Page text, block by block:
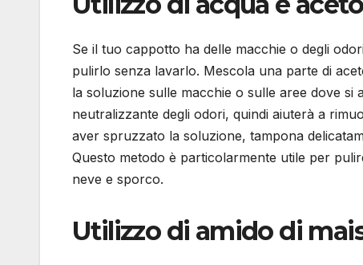
Se il tuo cappotto ha delle macchie o degli
pulirlo senza lavarlo. Mescola una parte di
la soluzione sulle macchie o sulle aree dove si
neutralizzante degli odori, quindi aiuterà a
aver spruzzato la soluzione, tampona
Questo metodo è particolarmente utile per
neve e sporco.
Utilizzo di amido di